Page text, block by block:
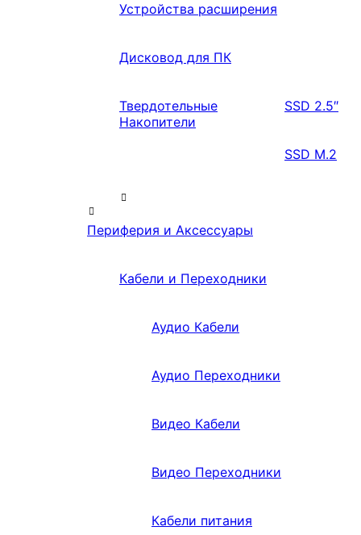
Устройства расширения
Дисковод для ПК
Твердотельные
Накопители
SSD 2.5″
SSD M.2
Периферия и Аксессуары
Кабели и Переходники
Аудио Кабели
Аудио Переходники
Видео Кабели
Видео Переходники
Кабели питания